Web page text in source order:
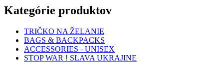
Kategórie produktov
TRIČKO NA ŽELANIE
BAGS & BACKPACKS
ACCESSORIES - UNISEX
STOP WAR ! SLAVA UKRAJINE